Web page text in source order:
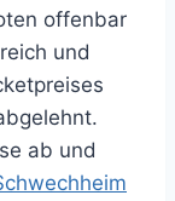
offenbar
und
ab und